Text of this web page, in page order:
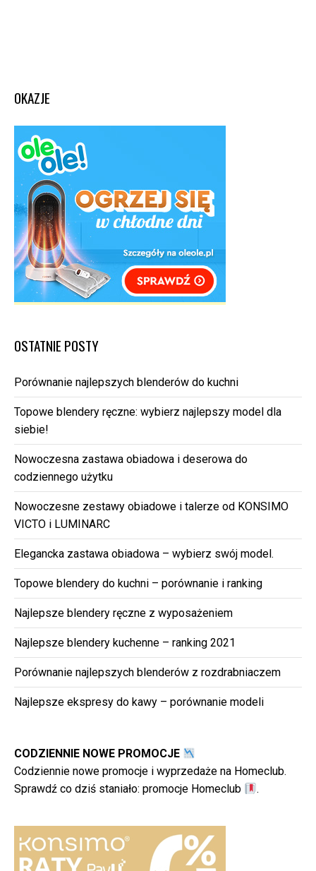
OKAZJE
OSTATNIE POSTY
Porównanie najlepszych blenderów do kuchni
Topowe blendery ręczne: wybierz najlepszy model dla
siebie!
Nowoczesna zastawa obiadowa i deserowa do
codziennego użytku
Nowoczesne zestawy obiadowe i talerze od KONSIMO
VICTO i LUMINARC
Elegancka zastawa obiadowa – wybierz swój model.
Topowe blendery do kuchni – porównanie i ranking
Najlepsze blendery ręczne z wyposażeniem
Najlepsze blendery kuchenne – ranking 2021
Porównanie najlepszych blenderów z rozdrabniaczem
Najlepsze ekspresy do kawy – porównanie modeli
CODZIENNIE NOWE PROMOCJE
Codziennie nowe promocje i wyprzedaże na Homeclub.
Sprawdź co dziś staniało: promocje Homeclub .